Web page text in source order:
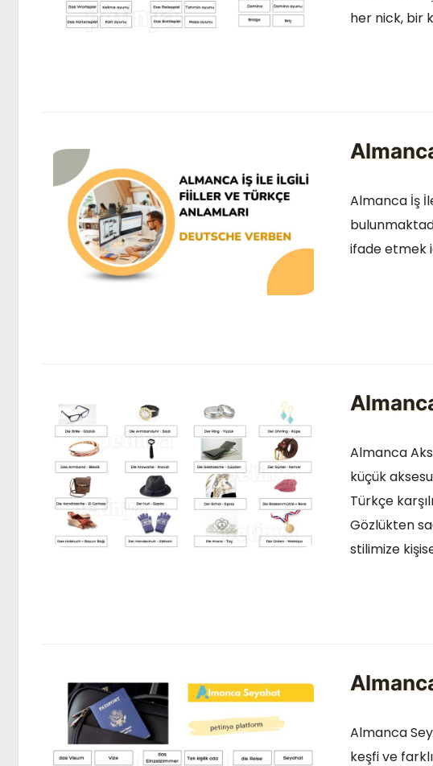
her nick, bir
Almanca İş
ifade etmek
Almanca
küçük
Türkçe
Gözlükten
stilimize
Almanca
keşfi ve